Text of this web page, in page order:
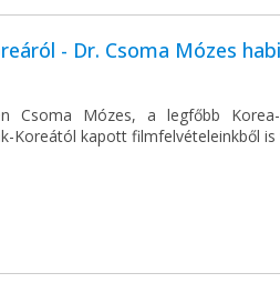
- Dr. Csoma Mózes
Csoma Mózes, a legfőbb
Koreától kapott filmfelvételeinkből is